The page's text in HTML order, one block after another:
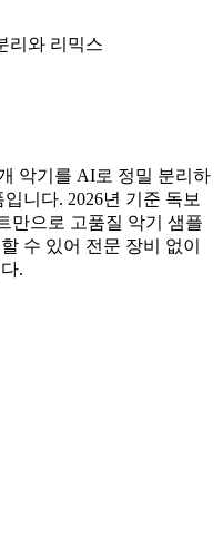
리와 리믹스
악기를 AI로 정밀 분리하
니다. 2026년 기준 독보
만으로 고품질 악기 샘플
수 있어 전문 장비 없이
.